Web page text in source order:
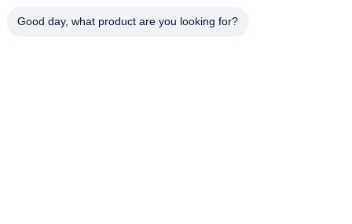
Good day, what product are you looking for?